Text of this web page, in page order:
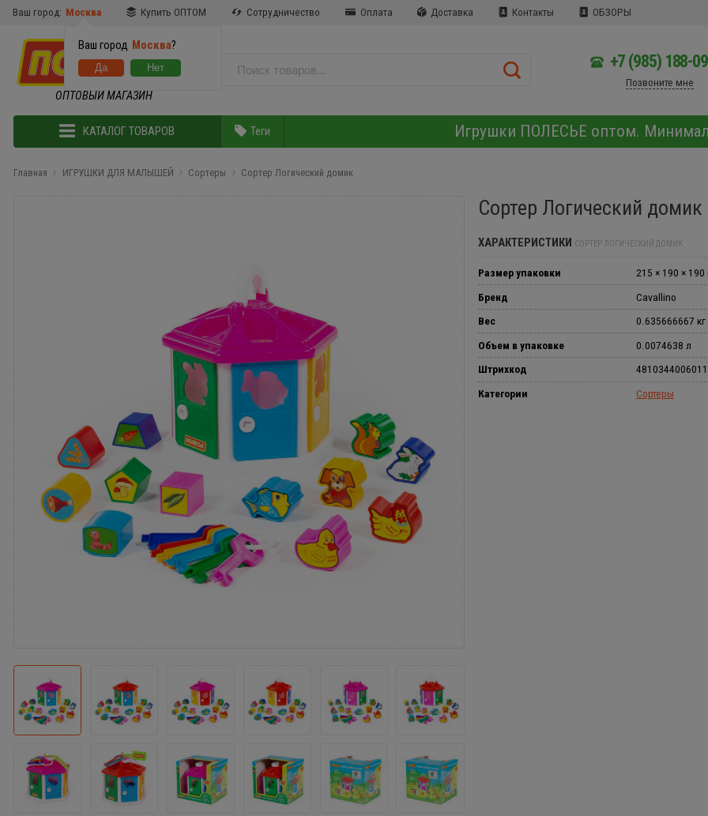
Ваш город: Москва
Ваш город Москва?
Купить ОПТОМ Сотрудничество Оплата Доставка Контакты ОБЗОРЫ
ОПТОВЫЙ МАГАЗИН
+7 (985) 188-
Позвоните мне
КАТАЛОГ ТОВАРОВ Теги Игрушки ПОЛЕСЬЕ оптом.
Главная ИГРУШКИ ДЛЯ МАЛЫШЕЙ Сортеры Сортер Логический домик
Сортер Логический домик
ХАРАКТЕРИСТИКИ СОРТЕР ЛОГИЧЕСКИЙ ДОМИК
Размер упаковки
215 × 190 ×
Бренд
Cavallino
Вес
0.635666667 кг
Объем в упаковке
0.0074638 л
Штрихкод
4810344006011
Категории
Сортеры